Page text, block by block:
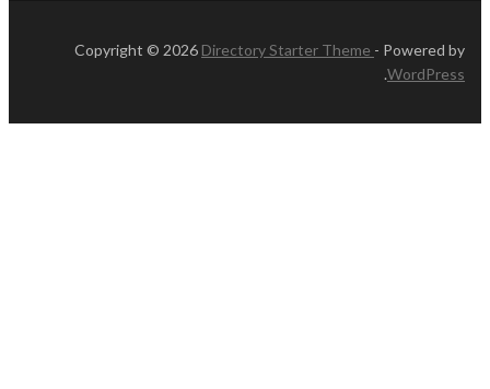
Copyright © 2026 Directory Starter Theme - Powered by
WordPress
.